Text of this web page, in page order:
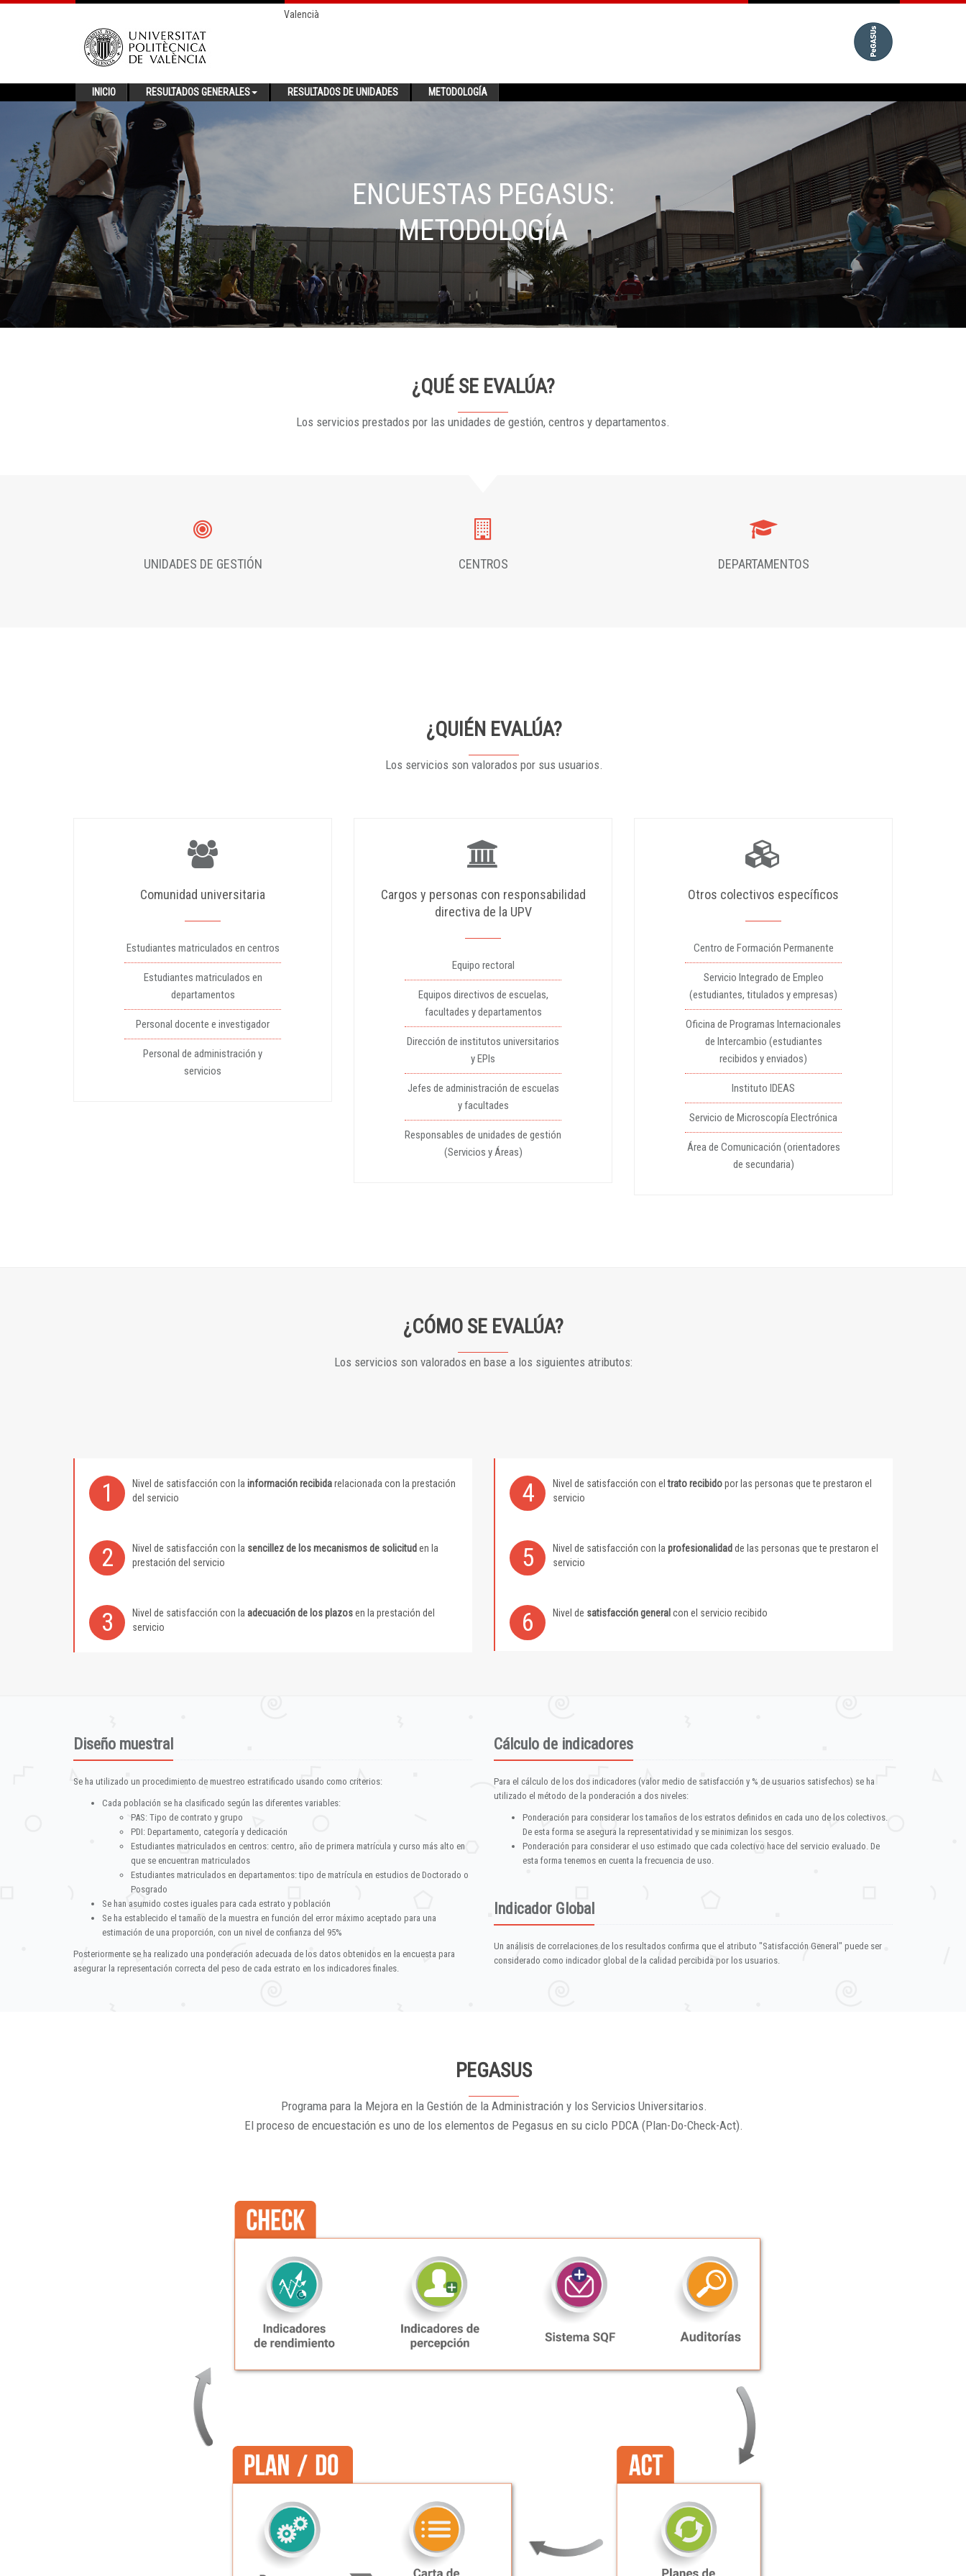
Valencià
INICIO RESULTADOS GENERALES RESULTADOS DE UNIDADES METODOLOGÍA
ENCUESTAS PEGASUS:
METODOLOGÍA
¿QUÉ SE EVALÚA?
Los servicios prestados por las unidades de gestión, centros y departamentos.
UNIDADES DE GESTIÓN CENTROS DEPARTAMENTOS
¿QUIÉN EVALÚA?
Los servicios son valorados por sus usuarios.
Comunidad universitaria
Estudiantes matriculados en centros
Estudiantes matriculados en
departamentos
Personal docente e investigador
Personal de administración y
servicios
Cargos y personas con responsabilidad
directiva de la UPV
Equipo rectoral
Equipos directivos de escuelas,
facultades y departamentos
Dirección de institutos universitarios
y EPIs
Jefes de administración de escuelas
y facultades
Responsables de unidades de gestión
(Servicios y Áreas)
Otros colectivos específicos
Centro de Formación Permanente
Servicio Integrado de Empleo
(estudiantes, titulados y empresas)
Oficina de Programas Internacionales
de Intercambio (estudiantes
recibidos y enviados)
Instituto IDEAS
Servicio de Microscopía Electrónica
Área de Comunicación (orientadores
de secundaria)
¿CÓMO SE EVALÚA?
Los servicios son valorados en base a los siguientes atributos:
1 Nivel de satisfacción con la información recibidarelacionada con la prestación
del servicio
4 Nivel de satisfacción con eltrato recibidopor las personas que te prestaron el
servicio
2 Nivel de satisfacción con la sencillez de los mecanismos de solicitud en la
prestación del servicio
5 Nivel de satisfacción con la profesionalidad de las personas que te prestaron el
servicio
3 Nivel de satisfacción con la adecuación de los plazosen la prestación del
servicio
6 Nivel de satisfacción general con el servicio recibido
Diseño muestral
Se ha utilizado un procedimiento de muestreo estratificado usando como criterios:
Cada población se ha clasificado según las diferentes variables:
PAS: Tipo de contrato y grupo
PDI: Departamento, categoría y dedicación
Estudiantes matriculados en centros: centro, año de primera matrícula y curso más alto en
que se encuentran matriculados
Estudiantes matriculados en departamentos: tipo de matrícula en estudios de Doctorado o
Posgrado
Se han asumido costes iguales para cada estrato y población
Se ha establecido el tamaño de la muestra en función del error máximo aceptado para una
estimación de una proporción, con un nivel de confianza del 95%
Posteriormente se ha realizado una ponderación adecuada de los datos obtenidos en la encuesta para
asegurar la representación correcta del peso de cada estrato en los indicadores finales.
Cálculo de indicadores
Para el cálculo de los dos indicadores (valor medio de satisfacción y % de usuarios satisfechos) se ha
utilizado el método de la ponderación a dos niveles:
Ponderación para considerar los tamaños de los estratos definidos en cada uno de los colectivos.
De esta forma se asegura la representatividad y se minimizan los sesgos.
Ponderación para considerar el uso estimado que cada colectivo hace del servicio evaluado. De
esta forma tenemos en cuenta la frecuencia de uso.
Indicador Global
Un análisis de correlaciones de los resultados confirma que el atributo "Satisfacción General" puede ser
considerado como indicador global de la calidad percibida por los usuarios.
PEGASUS
Programa para la Mejora en la Gestión de la Administración y los Servicios Universitarios.
El proceso de encuestación es uno de los elementos de Pegasus en su ciclo PDCA (Plan-Do-Check-Act).